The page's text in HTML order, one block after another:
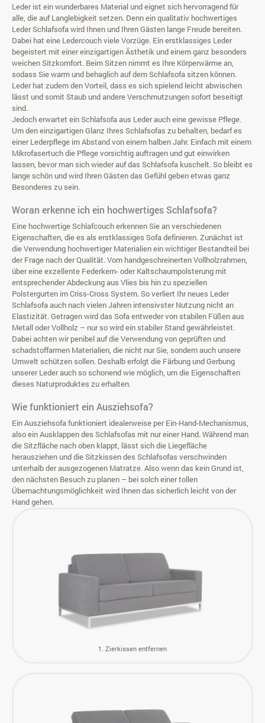
Leder ist ein wunderbares Material und eignet sich hervorragend für
alle, die auf Langlebigkeit setzen. Denn ein qualitativ hochwertiges
Leder Schlafsofa wird Ihnen und Ihren Gästen lange Freude bereiten.
Dabei hat eine Ledercouch viele Vorzüge. Ein erstklassiges Leder
begeistert mit einer einzigartigen Ästhetik und einem ganz besonders
weichen Sitzkomfort. Beim Sitzen nimmt es Ihre Körperwärme an,
sodass Sie warm und behaglich auf dem Schlafsofa sitzen können.
Leder hat zudem den Vorteil, dass es sich spielend leicht abwischen
lässt und somit Staub und andere Verschmutzungen sofort beseitigt
sind.
Jedoch erwartet ein Schlafsofa aus Leder auch eine gewisse Pflege.
Um den einzigartigen Glanz Ihres Schlafsofas zu behalten, bedarf es
einer Lederpflege im Abstand von einem halben Jahr. Einfach mit einem
Mikrofasertuch die Pflege vorsichtig auftragen und gut einwirken
lassen, bevor man sich wieder auf das Schlafsofa kuschelt. So bleibt es
lange schön und wird Ihren Gästen das Gefühl geben etwas ganz
Besonderes zu sein.
Woran erkenne ich ein hochwertiges Schlafsofa?
Eine hochwertige Schlafcouch erkennen Sie an verschiedenen
Eigenschaften, die es als erstklassiges Sofa definieren. Zunächst ist
die Verwendung hochwertiger Materialien ein wichtiger Bestandteil bei
der Frage nach der Qualität. Vom handgeschreinerten Vollholzrahmen,
über eine exzellente Federkern- oder Kaltschaumpolsterung mit
entsprechender Abdeckung aus Vlies bis hin zu speziellen
Polstergurten im Criss-Cross System. So verliert Ihr neues Leder
Schlafsofa auch nach vielen Jahren intensivster Nutzung nicht an
Elastizität. Getragen wird das Sofa entweder von stabilen Füßen aus
Metall oder Vollholz – nur so wird ein stabiler Stand gewährleistet.
Dabei achten wir penibel auf die Verwendung von geprüften und
schadstoffarmen Materialien, die nicht nur Sie, sondern auch unsere
Umwelt schützen sollen. Deshalb erfolgt die Färbung und Gerbung
unserer Leder auch so schonend wie möglich, um die Eigenschaften
dieses Naturproduktes zu erhalten.
Wie funktioniert ein Ausziehsofa?
Ein Ausziehsofa funktioniert idealerweise per Ein-Hand-Mechanismus,
also ein Ausklappen des Schlafsofas mit nur einer Hand. Während man
die Sitzfläche nach oben klappt, lässt sich die Liegefläche
herausziehen und die Sitzkissen des Schlafsofas verschwinden
unterhalb der ausgezogenen Matratze. Also wenn das kein Grund ist,
den nächsten Besuch zu planen – bei solch einer tollen
Übernachtungsmöglichkeit wird Ihnen das sicherlich leicht von der
Hand gehen.
1. Zierkissen entfernen